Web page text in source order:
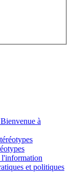
Bienvenue à
l'information
et politiques